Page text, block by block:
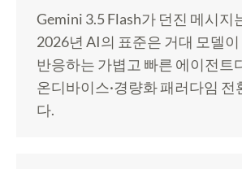
Gemini 3.5 Flash가 던진 메시지
2026년 AI의 표준은 거대 모델
반응하는 가볍고 빠른 에이전트
온디바이스·경량화 패러다임 전
다.